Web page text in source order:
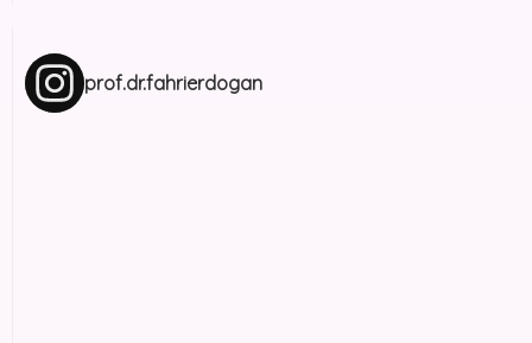
prof.dr.fahrierdogan